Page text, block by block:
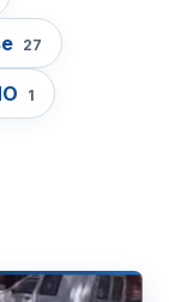
27
1